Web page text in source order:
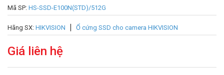
Mã SP: HS-SSD-E100N(STD)/512G
Hãng SX: HIKVISION Ổ cứng SSD cho camera HIKVISION
Giá liên hệ